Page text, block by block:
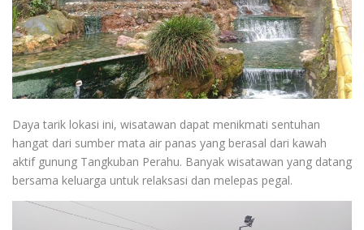
Daya tarik lokasi ini, wisatawan dapat menikmati sentuhan
hangat dari sumber mata air panas yang berasal dari kawah
aktif gunung Tangkuban Perahu. Banyak wisatawan yang datang
bersama keluarga untuk relaksasi dan melepas pegal.